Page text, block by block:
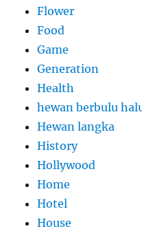
Flower
Food
Game
Generation
Health
hewan berbulu
Hewan langka
History
Hollywood
Home
Hotel
House